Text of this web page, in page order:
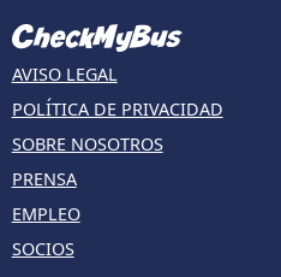
AVISO LEGAL
POLÍTICA DE PRIVACIDAD
SOBRE NOSOTROS
PRENSA
EMPLEO
SOCIOS